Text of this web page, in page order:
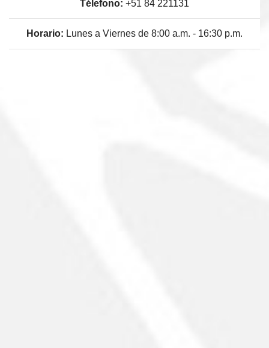
Télefono: +51 84 221131
Horario: Lunes a Viernes de 8:00 a.m. - 16:30 p.m.